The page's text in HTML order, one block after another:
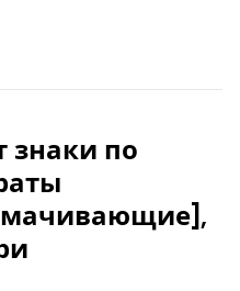
знаки по